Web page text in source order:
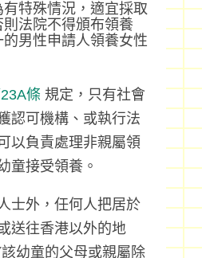
有特殊情況，適宜採取
法院不得頒布領養
男性申請人領養女性
條 規定，只有社會
認可機構、或執行法
以負責處理非親屬領
童接受領養。
士外，任何人把居於
送往香港以外的地
幼童的父母或親屬除